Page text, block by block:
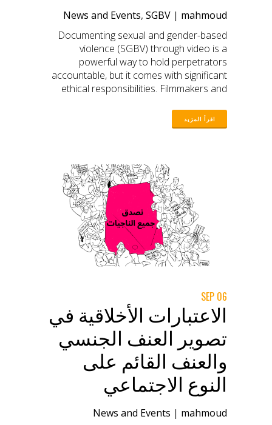
News and Events, SGBV | mahmoud
Documenting sexual and gender-based
violence (SGBV) through video is a
powerful way to hold perpetrators
accountable, but it comes with significant
ethical responsibilities. Filmmakers and
exposing injustices and protecting the
dignity and safety of survivors. Before
ensure that the footage will not expose
survivors to further harm. Our guide looks
into these critical ethical considerations,
offering practical steps to ensure that
video documentation upholds the highest
standards of human rights advocacy.
Explore our guide for more on how to
ethically document SGBV and support
06 SEP
الاعتبارات الأخلاقية في
تصوير العنف الجنسي
والعنف القائم على
النوع الاجتماعي
News and Events | mahmoud